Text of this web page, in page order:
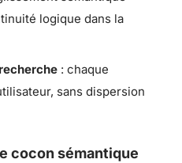
logique dans la
: chaque
sans dispersion
cocon sémantique